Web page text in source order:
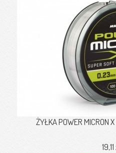
ŻYŁKA POWER MICRON